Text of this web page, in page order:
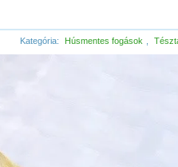
Kategória: Húsmentes fogások